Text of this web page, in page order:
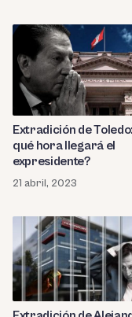
Extradición de
qué hora llegará el
expresidente?
21 abril, 2023